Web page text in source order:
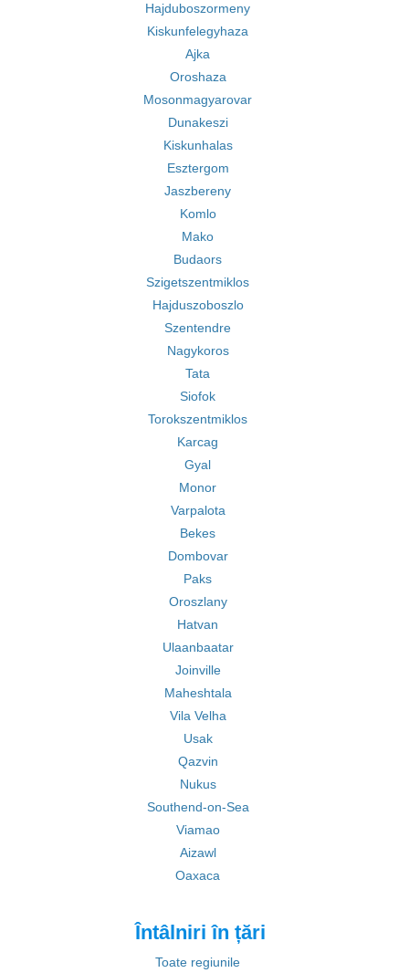
Hajduboszormeny
Kiskunfelegyhaza
Ajka
Oroshaza
Mosonmagyarovar
Dunakeszi
Kiskunhalas
Esztergom
Jaszbereny
Komlo
Mako
Budaors
Szigetszentmiklos
Hajduszoboszlo
Szentendre
Nagykoros
Tata
Siofok
Torokszentmiklos
Karcag
Gyal
Monor
Varpalota
Bekes
Dombovar
Paks
Oroszlany
Hatvan
Ulaanbaatar
Joinville
Maheshtala
Vila Velha
Usak
Qazvin
Nukus
Southend-on-Sea
Viamao
Aizawl
Oaxaca
Întâlniri în țări
Toate regiunile